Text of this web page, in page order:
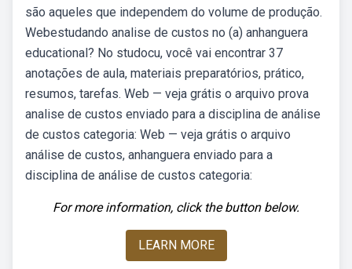
são aqueles que independem do volume de produção.
Webestudando analise de custos no (a) anhanguera
educational? No studocu, você vai encontrar 37
anotações de aula, materiais preparatórios, prático,
resumos, tarefas. Web — veja grátis o arquivo prova
analise de custos enviado para a disciplina de análise
de custos categoria: Web — veja grátis o arquivo
análise de custos, anhanguera enviado para a
disciplina de análise de custos categoria:
For more information, click the button below.
LEARN MORE